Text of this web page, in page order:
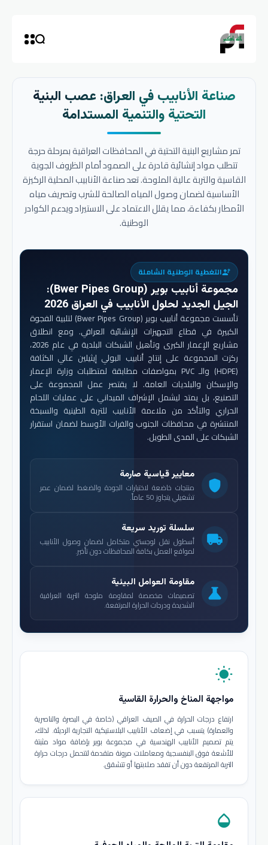
صناعة الأنابيب في العراق: عصب البنية
التحتية والتنمية المستدامة
تمر مشاريع البنية التحتية في المحافظات العراقية بمرحلة حرجة
تتطلب مواد إنشائية قادرة على الصمود أمام الظروف الجوية
القاسية والتربة عالية الملوحة. تعد صناعة الأنابيب المحلية الركيزة
الأساسية لضمان وصول المياه الصالحة للشرب وتصريف مياه
الأمطار بكفاءة، مما يقلل الاعتماد على الاستيراد ويدعم الكوادر
الوطنية.
engineeringالتغطية الوطنية الشاملة
مجموعة أنابيب بوير (Bwer Pipes Group)
:
الجيل الجديد لحلول الأنابيب في العراق 2026
تأسست مجموعة أنابيب بوير (Bwer Pipes Group) لتلبية الفجوة
الكبيرة في قطاع التجهيزات الإنشائية العراقي. ومع انطلاق
مشاريع الإعمار الكبرى وتأهيل الشبكات البلدية في عام 2026،
ركزت المجموعة على إنتاج أنابيب البولي إيثيلين عالي الكثافة
(HDPE) والـ PVC بمواصفات مطابقة لمتطلبات وزارة الإعمار
والإسكان والبلديات العامة. لا يقتصر عمل المجموعة على
التصنيع، بل يمتد ليشمل الإشراف الميداني على عمليات اللحام
الحراري والتأكد من ملاءمة الأنابيب للتربة الطينية والسبخة
المنتشرة في محافظات الجنوب والفرات الأوسط لضمان استقرار
الشبكات على المدى الطويل.
shield
معايير قياسية صارمة
منتجات خاضعة لاختبارات الجودة والضغط لضمان عمر
تشغيلي يتجاوز 50 عاماً.
local_shipping
سلسلة توريد سريعة
أسطول نقل لوجستي متكامل لضمان وصول الأنابيب
لمواقع العمل بكافة المحافظات دون تأخير.
science
مقاومة العوامل البيئية
تصميمات مخصصة لمقاومة ملوحة التربة العراقية
الشديدة ودرجات الحرارة المرتفعة.
wb_sunny
مواجهة المناخ والحرارة القاسية
ارتفاع درجات الحرارة في الصيف العراقي (خاصة في البصرة والناصرية
والعمارة) يتسبب في إضعاف الأنابيب البلاستيكية التجارية الرديئة. لذلك،
يتم تصميم الأنابيب الهندسية في مجموعة بوير بإضافة مواد مثبتة
للأشعة فوق البنفسجية ومعاملات مرونة متقدمة لتتحمل درجات حرارة
التربة المرتفعة دون أن تفقد صلابتها أو تتشقق.
opacity